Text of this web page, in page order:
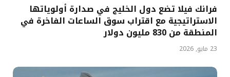
فرانك فيلا تضع دول الخليج في صدارة أولوياتها
الاستراتيجية مع اقتراب سوق الساعات الفاخرة في
المنطقة من 830 مليون دولار
23 مايو, 2026